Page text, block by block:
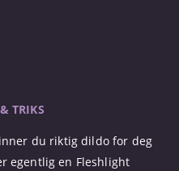
TRIKS
du riktig dildo for deg
egentlig en Fleshlight